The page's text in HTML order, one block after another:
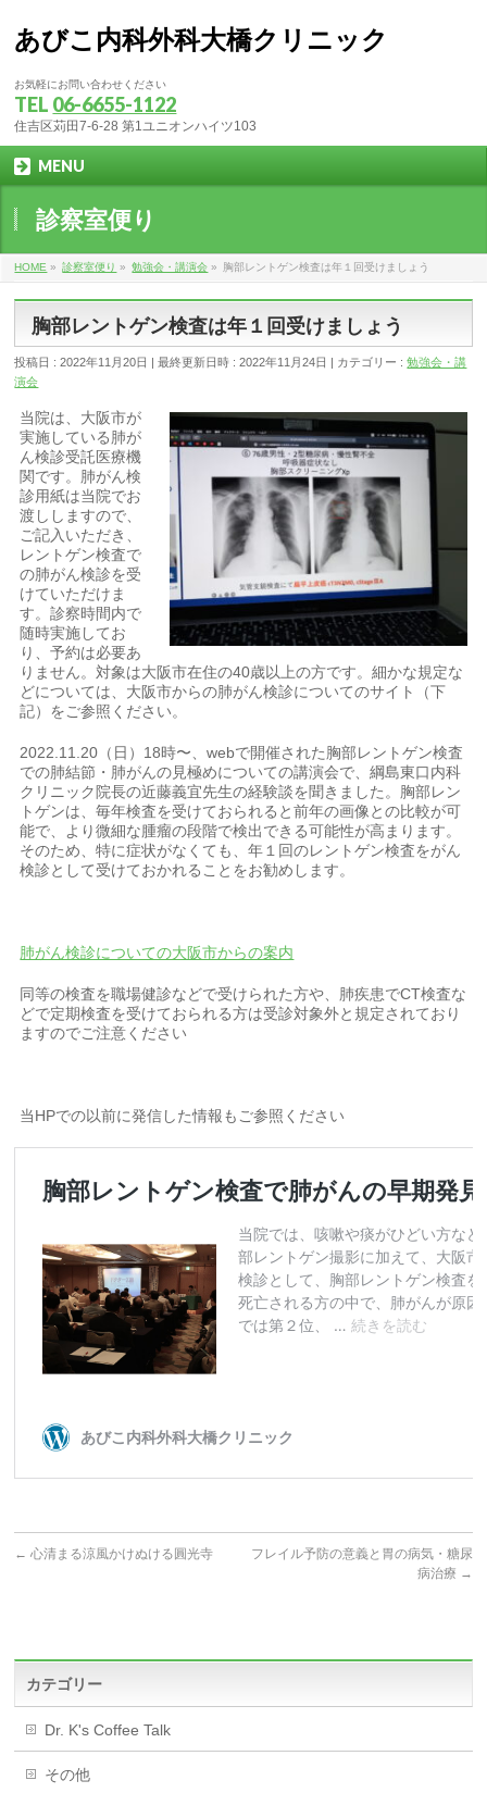
あびこ内科外科大橋クリニック
お気軽にお問い合わせください
TEL 06-6655-1122
住吉区苅田7-6-28 第1ユニオンハイツ103
MENU
診察室便り
HOME » 診察室便り » 勉強会・講演会 » 胸部レントゲン検査は年１回受けましょう
胸部レントゲン検査は年１回受けましょう
投稿日 : 2022年11月20日 最終更新日時 : 2022年11月24日 カテゴリー :勉強会・講
演会
当院は、大阪市が
実施している肺が
ん検診受託医療機
関です。肺がん検
診用紙は当院でお
渡ししますので、
ご記入いただき、
レントゲン検査で
の肺がん検診を受
けていただけま
す。診察時間内で
随時実施してお
り、予約は必要あ
りません。対象は大阪市在住の40歳以上の方です。細かな規定な
どについては、大阪市からの肺がん検診についてのサイト（下
記）をご参照ください。
2022.11.20（日）18時〜、webで開催された胸部レントゲン検査
での肺結節・肺がんの見極めについての講演会で、綱島東口内科
クリニック院長の近藤義宜先生の経験談を聞きました。胸部レン
トゲンは、毎年検査を受けておられると前年の画像との比較が可
能で、より微細な腫瘤の段階で検出できる可能性が高まります。
そのため、特に症状がなくても、年１回のレントゲン検査をがん
検診として受けておかれることをお勧めします。
肺がん検診についての大阪市からの案内
同等の検査を職場健診などで受けられた方や、肺疾患でCT検査な
どで定期検査を受けておられる方は受診対象外と規定されており
ますのでご注意ください
当HPでの以前に発信した情報もご参照ください
← 心清まる涼風かけぬける圓光寺
フレイル予防の意義と胃の病気・糖尿
病治療 →
カテゴリー
Dr. K's Coffee Talk
その他